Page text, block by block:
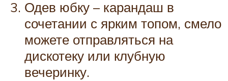
Одев юбку – карандаш в
сочетании с ярким топом, смело
можете отправляться на
дискотеку или клубную
вечеринку.